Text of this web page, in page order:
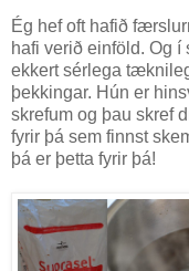
Ég hef oft hafið
hafi verið einföld. Og
ekkert sérlega
þekkingar. Hún er
skrefum og þau skref
fyrir þá sem finnst
þá er þetta fyrir þá!